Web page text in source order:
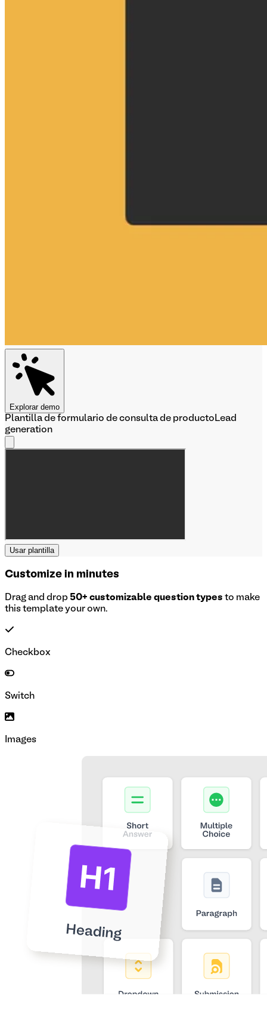
Explorar demo
Plantilla de formulario de consulta de producto Lead
generation
Usar plantilla
Customize in minutes
Drag and drop 50+ customizable question types to make
this template your own.
Checkbox
Switch
Images